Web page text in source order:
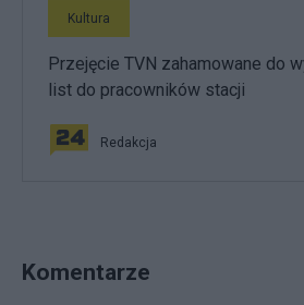
Kultura
Przejęcie TVN zahamowane do
list do pracowników stacji
Redakcja
Komentarze